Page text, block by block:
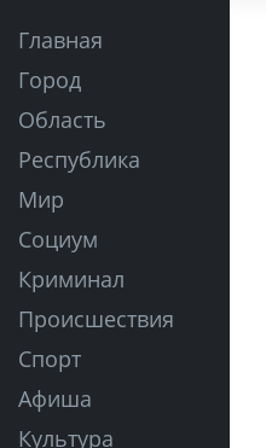
Главная
Город
Область
Республика
Мир
Социум
Криминал
Происшествия
Спорт
Афиша
Культура